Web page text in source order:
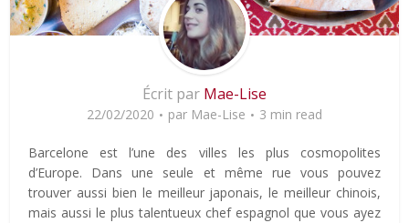
Écrit par Mae-Lise
22/02/2020 par Mae-Lise 3 min read
Barcelone est l’une des villes les plus cosmopolites
d’Europe. Dans une seule et même rue vous pouvez
trouver aussi bien le meilleur japonais, le meilleur chinois,
mais aussi le plus talentueux chef espagnol que vous ayez